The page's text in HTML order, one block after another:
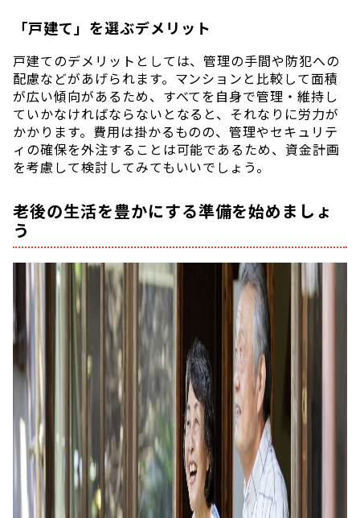
「戸建て」を選ぶデメリット
戸建てのデメリットとしては、管理の手間や防犯への
配慮などがあげられます。マンションと比較して面積
が広い傾向があるため、すべてを自身で管理・維持し
ていかなければならないとなると、それなりに労力が
かかります。費用は掛かるものの、管理やセキュリテ
ィの確保を外注することは可能であるため、資金計画
を考慮して検討してみてもいいでしょう。
老後の生活を豊かにする準備を始めましょ
う